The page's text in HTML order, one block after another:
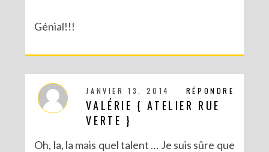
DIY CRÉE TON BULLET JOURNAL (AVEC SCAN N CUT)
Génial!!!
RÉPONDRE
JANVIER 13, 2014
VALÉRIE { ATELIER RUE
VERTE }
Oh, la, la mais quel talent … Je suis sûre que